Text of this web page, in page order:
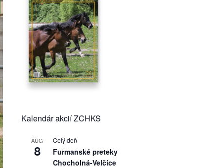
Kalendár akcií ZCHKS
AUG
8
Celý deň
Furmanské preteky
Chocholná-Velčice